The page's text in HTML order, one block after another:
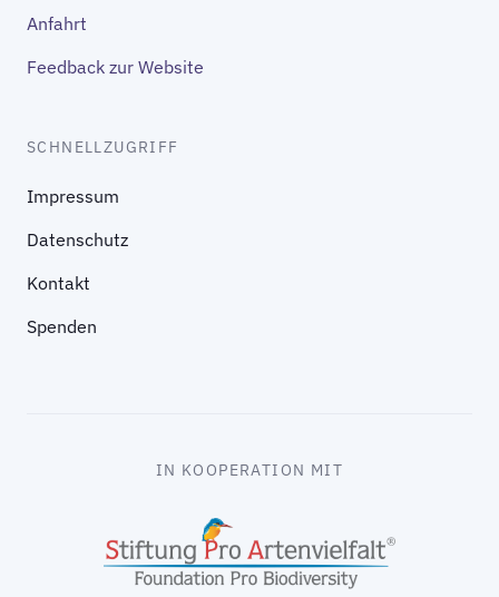
Anfahrt
Feedback zur Website
SCHNELLZUGRIFF
Impressum
Datenschutz
Kontakt
Spenden
IN KOOPERATION MIT